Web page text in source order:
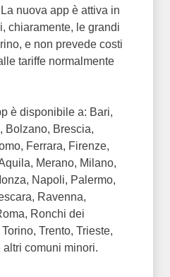
nuova app è attiva in
chiaramente, le grandi
e non prevede costi
tariffe normalmente
è disponibile a: Bari,
Bolzano, Brescia,
Ferrara, Firenze,
Merano, Milano,
Napoli, Palermo,
Ravenna,
Ronchi dei
Trento, Trieste,
altri comuni minori.